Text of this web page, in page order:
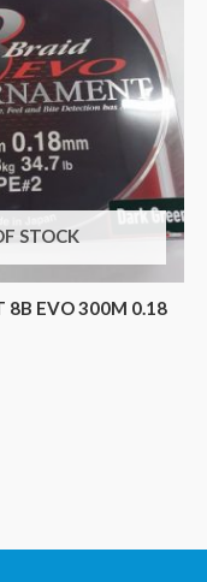
STOCK
8B EVO 300M 0.18